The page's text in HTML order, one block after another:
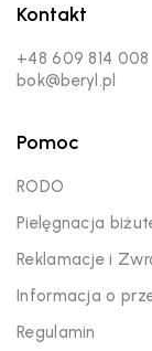
Kontakt
+48 609 814 008
bok@beryl.pl
Pomoc
RODO
Pielęgnacja
Reklamacje i
Informacja o
Regulamin